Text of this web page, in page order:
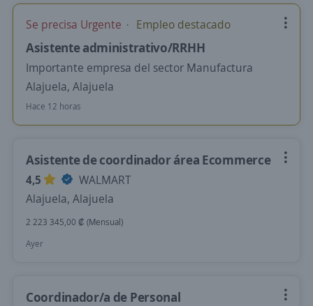
Se precisa Urgente Empleo destacado
Asistente administrativo/RRHH
Importante empresa del sector Manufactura
Alajuela, Alajuela
Hace 12 horas
Asistente de coordinador área Ecommerce
4,5
WALMART
Alajuela, Alajuela
2 223 345,00 ₡ (Mensual)
Ayer
Coordinador/a de Personal